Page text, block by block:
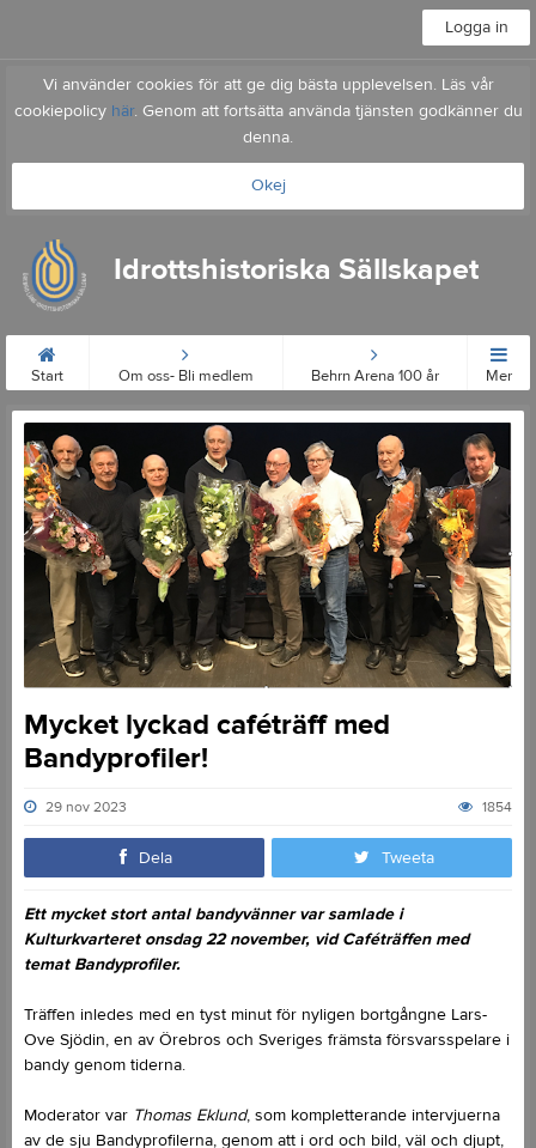
Logga in
Vi använder cookies för att ge dig bästa upplevelsen. Läs vår
cookiepolicy här. Genom att fortsätta använda tjänsten godkänner du
denna.
Okej
Idrottshistoriska Sällskapet
Start Om oss- Bli medlem Behrn Arena 100 år Mer
Mycket lyckad caféträff med
Bandyprofiler!
29 nov 2023 1854
Dela Tweeta
Ett mycket stort antal bandyvänner var samlade i
Kulturkvarteret onsdag 22 november, vid Caféträffen med
temat Bandyprofiler.
Träffen inledes med en tyst minut för nyligen bortgångne Lars-
Ove Sjödin, en av Örebros och Sveriges främsta försvarsspelare i
bandy genom tiderna.
Moderator var Thomas Eklund, som kompletterande intervjuerna
av de sju Bandyprofilerna, genom att i ord och bild, väl och djupt,